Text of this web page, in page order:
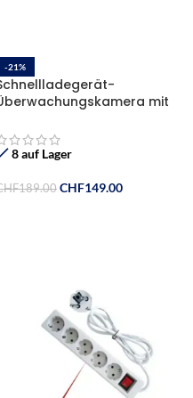
-21%
mit
8 auf Lager
189.00 CHF149.00